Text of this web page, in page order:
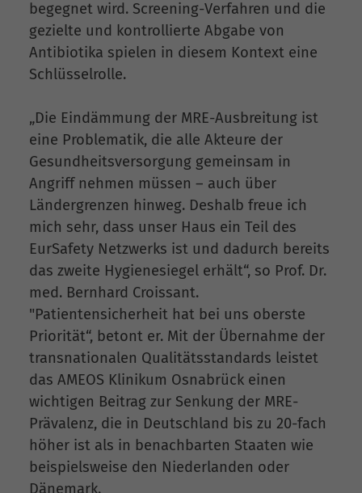
begegnet wird. Screening-Verfahren und die
gezielte und kontrollierte Abgabe von
Antibiotika spielen in diesem Kontext eine
Schlüsselrolle.
„Die Eindämmung der MRE-Ausbreitung ist
eine Problematik, die alle Akteure der
Gesundheitsversorgung gemeinsam in
Angriff nehmen müssen – auch über
Ländergrenzen hinweg. Deshalb freue ich
mich sehr, dass unser Haus ein Teil des
EurSafety Netzwerks ist und dadurch bereits
das zweite Hygienesiegel erhält“, so Prof. Dr.
med. Bernhard Croissant.
"Patientensicherheit hat bei uns oberste
Priorität“, betont er. Mit der Übernahme der
transnationalen Qualitätsstandards leistet
das AMEOS Klinikum Osnabrück einen
wichtigen Beitrag zur Senkung der MRE-
Prävalenz, die in Deutschland bis zu 20-fach
höher ist als in benachbarten Staaten wie
beispielsweise den Niederlanden oder
Dänemark.